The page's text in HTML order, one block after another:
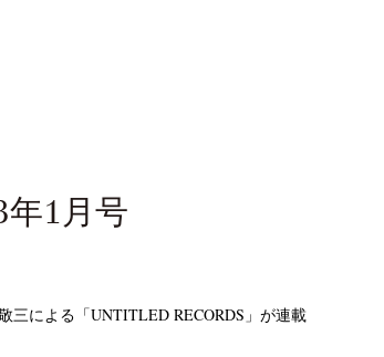
1月号
三による「UNTITLED RECORDS」が連載